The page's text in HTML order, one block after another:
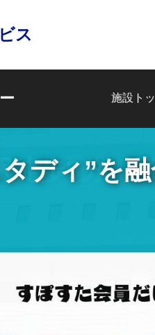
ス
施設ト
徒歩5分